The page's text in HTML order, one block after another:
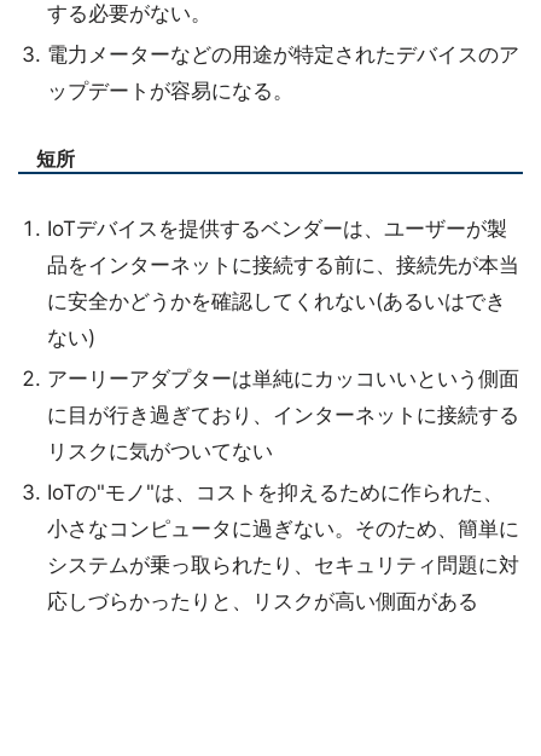
する必要がない。
電力メーターなどの用途が特定されたデバイスのア
ップデートが容易になる。
短所
IoTデバイスを提供するベンダーは、ユーザーが製
品をインターネットに接続する前に、接続先が本当
に安全かどうかを確認してくれない(あるいはでき
ない)
アーリーアダプターは単純にカッコいいという側面
に目が行き過ぎており、インターネットに接続する
リスクに気がついてない
IoTの"モノ"は、コストを抑えるために作られた、
小さなコンピュータに過ぎない。そのため、簡単に
システムが乗っ取られたり、セキュリティ問題に対
応しづらかったりと、リスクが高い側面がある